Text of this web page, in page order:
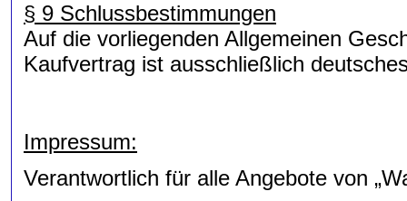
§ 9 Schlussbestimmungen
Auf die vorliegenden Allgemeinen
Kaufvertrag ist ausschließlich
Impressum:
Verantwortlich für alle Angebote von